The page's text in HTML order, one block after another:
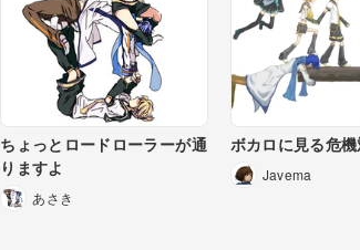
ちょっとロードローラーが通
りますよ
あさき
ボカロに見る危
Javema